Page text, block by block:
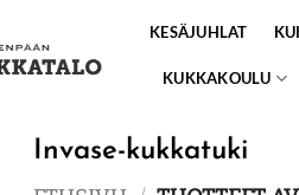
KESÄJUHLAT
KUKKAKOULU
Invase-kukkatuki